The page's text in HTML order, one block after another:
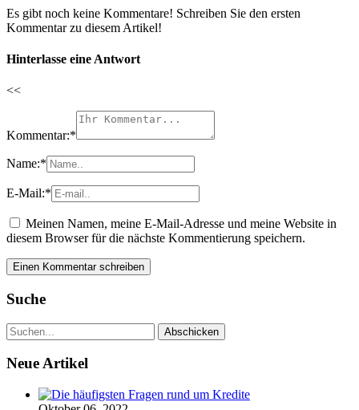
Es gibt noch keine Kommentare! Schreiben Sie den ersten
Kommentar zu diesem Artikel!
Hinterlasse eine Antwort
<<
Kommentar:*
Name:*
E-Mail:*
Meinen Namen, meine E-Mail-Adresse und meine Website in
diesem Browser für die nächste Kommentierung speichern.
Suche
Neue Artikel